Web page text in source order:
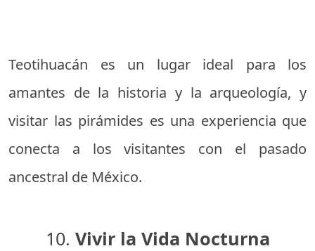
Teotihuacán es un lugar ideal para los
amantes de la historia y la arqueología, y
visitar las pirámides es una experiencia que
conecta a los visitantes con el pasado
ancestral de México.
10. Vivir la Vida Nocturna